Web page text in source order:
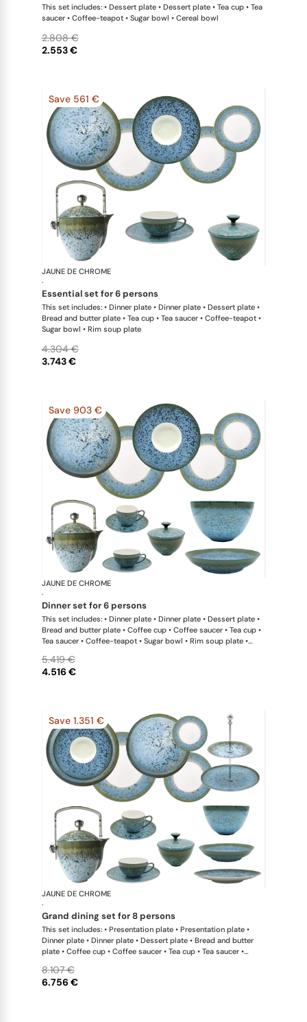
This set includes: • Dessert plate • Dessert plate • Tea cup • Tea
saucer • Coffee-teapot • Sugar bowl • Cereal bowl
2.553 €
2.808 €
Save 561 €
JAUNE DE CHROME
·
essential set for 6 persons
This set includes: • Dinner plate • Dinner plate • Dessert plate •
Bread and butter plate • Tea cup • Tea saucer • Coffee-teapot •
Sugar bowl • Rim soup plate
3.743 €
4.304 €
Save 903 €
JAUNE DE CHROME
·
dinner set for 6 persons
This set includes: • Dinner plate • Dinner plate • Dessert plate •
Bread and butter plate • Coffee cup • Coffee saucer • Tea cup •
Tea saucer • Coffee-teapot • Sugar bowl • Rim soup plate •
4.516 €
5.419 €
Save 1.351 €
JAUNE DE CHROME
·
grand dining set for 8 persons
This set includes: • Presentation plate • Presentation plate •
Dinner plate • Dinner plate • Dessert plate • Bread and butter
plate • Coffee cup • Coffee saucer • Tea cup • Tea saucer •
Flat dish • Salad serving bowl • Salad serving bowl • 2-tier cake
stand x 1 This list is completely flexible. We can update the
6.756 €
8.107 €